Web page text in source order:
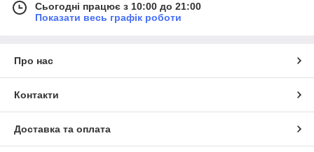
Сьогодні працює з 10:00 до 21:00
Показати весь графік роботи
Про нас
Контакти
Доставка та оплата